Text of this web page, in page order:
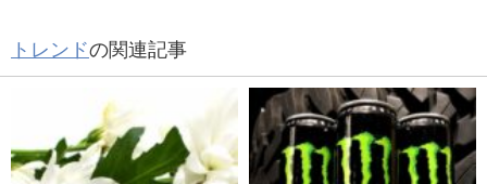
トレンドの関連記事